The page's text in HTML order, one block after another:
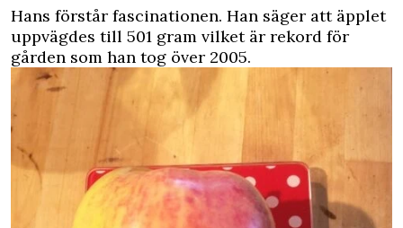
Hans förstår fascinationen. Han säger att äpplet
uppvägdes till 501 gram vilket är rekord för
gården som han tog över 2005.